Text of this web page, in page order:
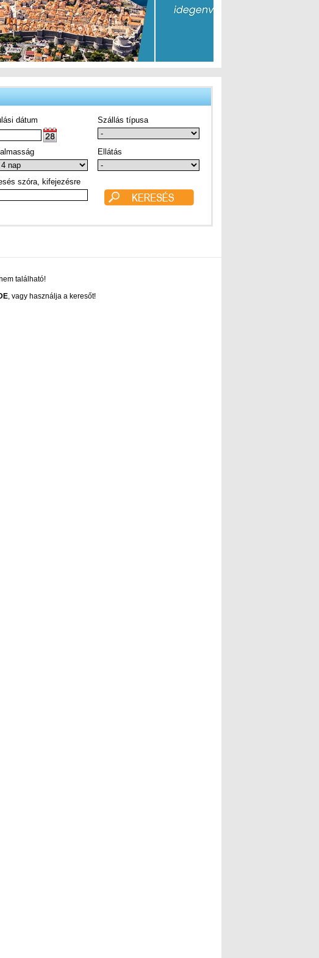
dátum Szállás típusa
Ellátás
szóra, kifejezésre
található!
, vagy használja a keresőt!